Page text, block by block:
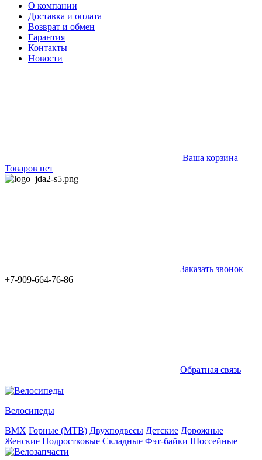
О компании
Доставка и оплата
Возврат и обмен
Гарантия
Контакты
Новости
Ваша корзина
Товаров нет
Заказать звонок
+7-909-664-76-86
Обратная связь
Велосипеды
BMX Горные (MTB) Двухподвесы Детские Дорожные
Женские Подростковые Складные Фэт-байки Шоссейные